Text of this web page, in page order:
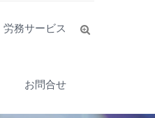
労務サービス
お問合せ